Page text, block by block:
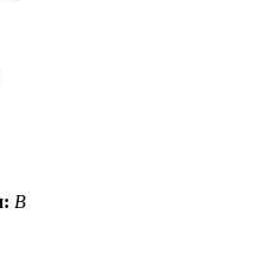
B